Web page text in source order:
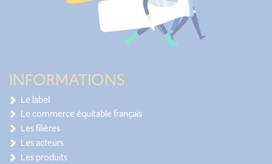
INFORMATIONS
Le label
Le commerce équitable français
Les filières
Les acteurs
Les produits